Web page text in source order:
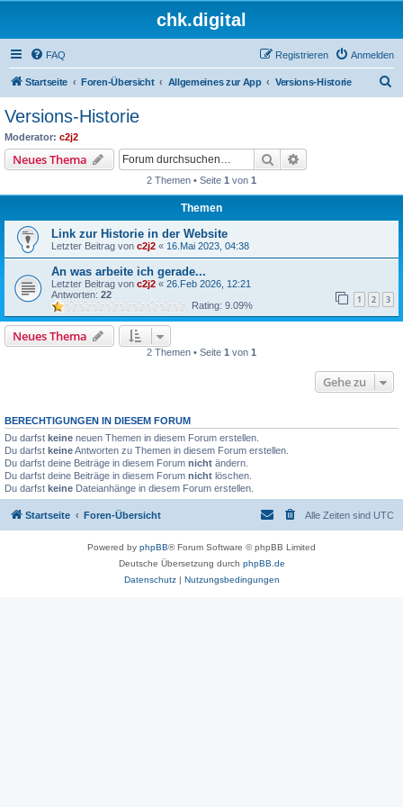
chk.digital
FAQ Anmelden
Registrieren
Startseite Foren-Übersicht Allgemeines zur App Versions-Historie
Versions-Historie
Moderator: c2j2
Neues Thema Suche
2 Themen • Seite 1 von 1
Themen
Link zur Historie in der Website
Letzter Beitrag von c2j2 « 16.Mai 2023, 04:38
An was arbeite ich gerade...
Letzter Beitrag von c2j2 « 26.Feb 2026, 12:21
Antworten: 22 1 2 3
Rating: 9.09%
Neues Thema
2 Themen • Seite 1 von 1
Gehe zu
BERECHTIGUNGEN IN DIESEM FORUM
Du darfst keine neuen Themen in diesem Forum erstellen.
Du darfst keineAntworten zu Themen in diesem Forum erstellen.
Du darfst deine Beiträge in diesem Forum nicht ändern.
Du darfst deine Beiträge in diesem Forum nicht löschen.
Du darfst keine Dateianhänge in diesem Forum erstellen.
Startseite Foren-Übersicht Alle Zeiten sind UTC
Powered by phpBB® Forum Software © phpBB Limited
Deutsche Übersetzung durch phpBB.de
Datenschutz| Nutzungsbedingungen